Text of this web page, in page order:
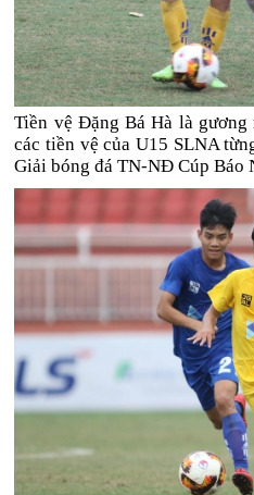
Tiền vệ Đặng Bá Hà là
các tiền vệ của U15 SLNA
Giải bóng đá TN-NĐ Cúp Báo